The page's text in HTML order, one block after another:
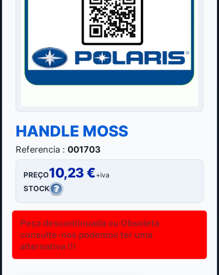
HANDLE MOSS
Referencia : 001703
PREÇO10,23 €+iva
STOCK
Peça descontinuada ou Obsoleta
consulte-nos podemos ter uma
alternativa !!!